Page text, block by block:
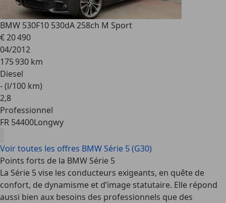
BMW 530F10 530dA 258ch M Sport
€ 20 490
04/2012
175 930 km
Diesel
- (l/100 km)
2,8
Professionnel
FR 54400Longwy
Voir toutes les offres BMW Série 5 (G30)
Points forts de la BMW Série 5
La Série 5 vise les conducteurs exigeants, en quête de
confort, de dynamisme et d’image statutaire. Elle répond
aussi bien aux besoins des professionnels que des